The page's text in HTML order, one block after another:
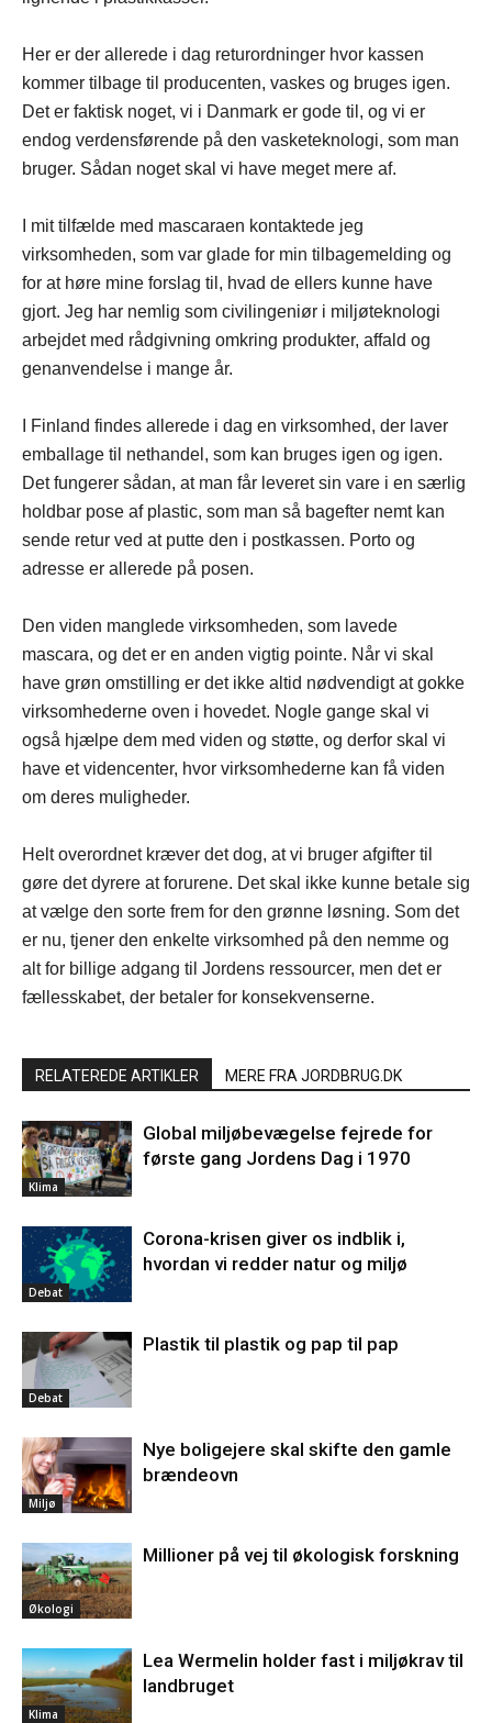
Her er der allerede i dag returordninger hvor kassen
kommer tilbage til producenten, vaskes og bruges igen.
Det er faktisk noget, vi i Danmark er gode til, og vi er
endog verdensførende på den vasketeknologi, som man
bruger. Sådan noget skal vi have meget mere af.
I mit tilfælde med mascaraen kontaktede jeg
virksomheden, som var glade for min tilbagemelding og
for at høre mine forslag til, hvad de ellers kunne have
gjort. Jeg har nemlig som civilingeniør i miljøteknologi
arbejdet med rådgivning omkring produkter, affald og
genanvendelse i mange år.
I Finland findes allerede i dag en virksomhed, der laver
emballage til nethandel, som kan bruges igen og igen.
Det fungerer sådan, at man får leveret sin vare i en særlig
holdbar pose af plastic, som man så bagefter nemt kan
sende retur ved at putte den i postkassen. Porto og
adresse er allerede på posen.
Den viden manglede virksomheden, som lavede
mascara, og det er en anden vigtig pointe. Når vi skal
have grøn omstilling er det ikke altid nødvendigt at gokke
virksomhederne oven i hovedet. Nogle gange skal vi
også hjælpe dem med viden og støtte, og derfor skal vi
have et videncenter, hvor virksomhederne kan få viden
om deres muligheder.
Helt overordnet kræver det dog, at vi bruger afgifter til
gøre det dyrere at forurene. Det skal ikke kunne betale sig
at vælge den sorte frem for den grønne løsning. Som det
er nu, tjener den enkelte virksomhed på den nemme og
alt for billige adgang til Jordens ressourcer, men det er
fællesskabet, der betaler for konsekvenserne.
RELATEREDE ARTIKLER MERE FRA JORDBRUG.DK
Klima
Global miljøbevægelse fejrede for
første gang Jordens Dag i 1970
Debat
Corona-krisen giver os indblik i,
hvordan vi redder natur og miljø
Debat
Plastik til plastik og pap til pap
Miljø
Nye boligejere skal skifte den gamle
brændeovn
Økologi
Millioner på vej til økologisk forskning
Klima
Lea Wermelin holder fast i miljøkrav til
landbruget